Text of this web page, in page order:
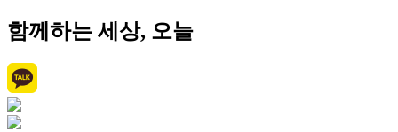
함께하는 세상, 오늘